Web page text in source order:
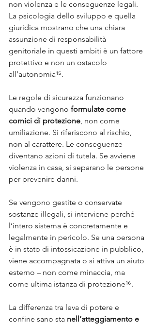
non violenza e le conseguenze legali.
La psicologia dello sviluppo e quella
giuridica mostrano che una chiara
assunzione di responsabilità
genitoriale in questi ambiti è un fattore
protettivo e non un ostacolo
all’autonomia¹⁵.
Le regole di sicurezza funzionano
quando vengono formulate come
cornici di protezione , non come
umiliazione. Si riferiscono al rischio,
non al carattere. Le conseguenze
diventano azioni di tutela. Se avviene
violenza in casa, si separano le persone
per prevenire danni.
Se vengono gestite o conservate
sostanze illegali, si interviene perché
l’intero sistema è concretamente e
legalmente in pericolo. Se una persona
è in stato di intossicazione in pubblico,
viene accompagnata o si attiva un aiuto
esterno – non come minaccia, ma
come ultima istanza di protezione¹⁶.
La differenza tra leva di potere e
confine sano sta nell’atteggiamento e